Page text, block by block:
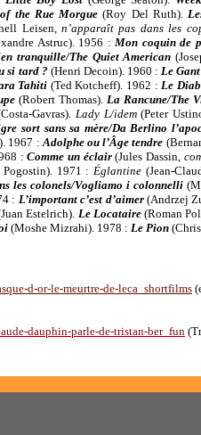
the Rue Morgue (Roy Del Ruth).
Leisen,n’apparaît pas dans les
Astruc). 1956 :Mon coquin de
tranquille/The Quiet American
si tard ? (Henri Decoin). 1960 :Le Gant
Tahiti (Ted Kotcheff). 1962 :Le
(Robert Thomas). La Rancune/The
Gavras). Lady L/idem(Peter
sort sans sa mère/Da Berlino
1967 :Adolphe ou l’Âge tendre
:Comme un éclair (Jules Dassin,
Pogostin). 1971 :Églantine (Jean-
les colonels/Vogliamo i colonnelli
: L’important c’est d’aimer (Andrzej
Estelrich). Le Locataire (Roman
(Moshe Mizrahi). 1978 : Le Pion
d-or-le-meurtre-de-leca_shortfilms
dauphin-parle-de-tristan-ber_fun